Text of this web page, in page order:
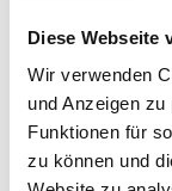
Diese Webseite
Wir verwenden
und Anzeigen
Funktionen für
zu können und
U12 gegen
U14 gegen
U16 gegen